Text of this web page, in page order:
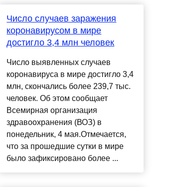
Число случаев заражения
коронавирусом в мире
достигло 3,4 млн человек
Число выявленных случаев
коронавируса в мире достигло 3,4
млн, скончались более 239,7 тыс.
человек. Об этом сообщает
Всемирная организация
здравоохранения (ВОЗ) в
понедельник, 4 мая.Отмечается,
что за прошедшие сутки в мире
было зафиксировано более ...